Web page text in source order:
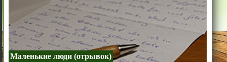
Маленькие люди (отрывок)